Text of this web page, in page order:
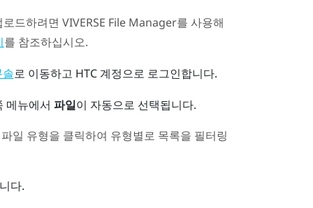
로드하려면 VIVERSE File Manager를 사용해
를 참조하십시오.
솔로 이동하고 HTC 계정으로 로그인합니다.
메뉴에서 파일이 자동으로 선택됩니다.
일 유형을 클릭하여 유형별로 목록을 필터링
다.